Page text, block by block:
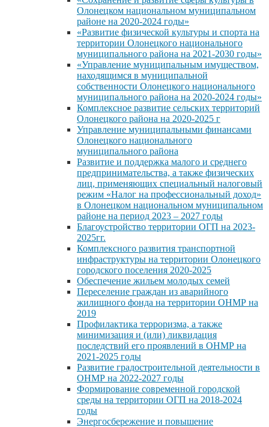
Олонецком национальном муниципальном
районе на 2020-2024 годы»
«Развитие физической культуры и спорта на
территории Олонецкого национального
муниципального района на 2021-2030 годы»
«Управление муниципальным имуществом,
находящимся в муниципальной
собственности Олонецкого национального
муниципального района на 2020-2024 годы»
Комплексное развитие сельских территорий
Олонецкого района на 2020-2025 г
Управление муниципальными финансами
Олонецкого национального
муниципального района
Развитие и поддержка малого и среднего
предпринимательства, а также физических
лиц, применяющих специальный налоговый
режим «Налог на профессиональный доход»
в Олонецком национальном муниципальном
районе на период 2023 – 2027 годы
Благоустройство территории ОГП на 2023-
2025гг.
Комплексного развития транспортной
инфраструктуры на территории Олонецкого
городского поселения 2020-2025
Обеспечение жильем молодых семей
Переселение граждан из аварийного
жилищного фонда на территории ОНМР на
2019
Профилактика терроризма, а также
минимизация и (или) ликвидация
последствий его проявлений в ОНМР на
2021-2025 годы
Развитие градостроительной деятельности в
ОНМР на 2022-2027 годы
Формирование современной городской
среды на территории ОГП на 2018-2024
годы
Энергосбережение и повышение